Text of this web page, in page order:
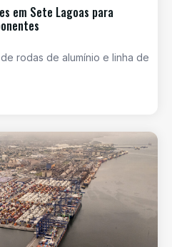
em Sete Lagoas para
rodas de alumínio e linha de